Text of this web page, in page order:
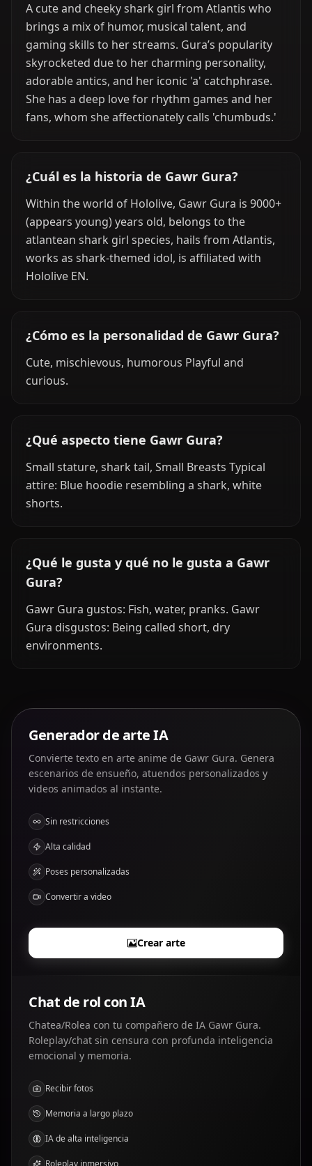
A cute and cheeky shark girl from Atlantis who
brings a mix of humor, musical talent, and
gaming skills to her streams. Gura’s popularity
skyrocketed due to her charming personality,
adorable antics, and her iconic 'a' catchphrase.
She has a deep love for rhythm games and her
fans, whom she affectionately calls 'chumbuds.'
¿Cuál es la historia de Gawr Gura?
Within the world of Hololive, Gawr Gura is 9000+
(appears young) years old, belongs to the
atlantean shark girl species, hails from Atlantis,
works as shark-themed idol, is affiliated with
Hololive EN.
¿Cómo es la personalidad de Gawr Gura?
Cute, mischievous, humorous Playful and
curious.
¿Qué aspecto tiene Gawr Gura?
Small stature, shark tail, Small Breasts Typical
attire: Blue hoodie resembling a shark, white
shorts.
¿Qué le gusta y qué no le gusta a Gawr
Gura?
Gawr Gura gustos: Fish, water, pranks. Gawr
Gura disgustos: Being called short, dry
environments.
Generador de arte IA
Convierte texto en arte anime de Gawr Gura. Genera
escenarios de ensueño, atuendos personalizados y
videos animados al instante.
Sin restricciones
Alta calidad
Poses personalizadas
Convertir a video
Crear arte
Chat de rol con IA
Chatea/Rolea con tu compañero de IA Gawr Gura.
Roleplay/chat sin censura con profunda inteligencia
emocional y memoria.
Recibir fotos
Memoria a largo plazo
IA de alta inteligencia
Roleplay inmersivo